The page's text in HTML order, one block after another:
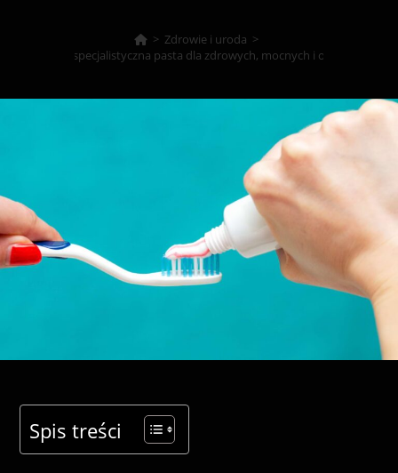
> Zdrowie i uroda >
Mousse – specjalistyczna pasta dla zdrowych, mocnych i odpornych
Spis treści